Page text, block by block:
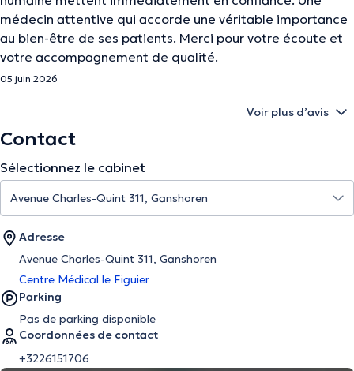
médecin attentive qui accorde une véritable importance
au bien-être de ses patients. Merci pour votre écoute et
votre accompagnement de qualité.
05 juin 2026
Voir plus d’avis
Contact
Sélectionnez le cabinet
Adresse
Avenue Charles-Quint 311, Ganshoren
Centre Médical le Figuier
Parking
Pas de parking disponible
Coordonnées de contact
+3226151706